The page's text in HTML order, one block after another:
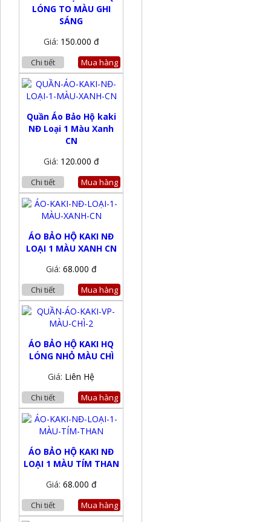
LÓNG TO MÀU GHI
SÁNG
Giá: 150.000 đ
Chi tiết Mua hàng
Quần Áo Bảo Hộ kaki
NĐ Loại 1 Màu Xanh
CN
Giá: 120.000 đ
Chi tiết Mua hàng
ÁO BẢO HỘ KAKI NĐ
LOẠI 1 MÀU XANH CN
Giá: 68.000 đ
Chi tiết Mua hàng
ÁO BẢO HỘ KAKI HQ
LÓNG NHỎ MÀU CHÌ
Giá: Liên Hệ
Chi tiết Mua hàng
ÁO BẢO HỘ KAKI NĐ
LOẠI 1 MÀU TÍM THAN
Giá: 68.000 đ
Chi tiết Mua hàng